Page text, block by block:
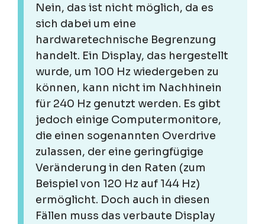
Nein, das ist nicht möglich, da es
sich dabei um eine
hardwaretechnische Begrenzung
handelt. Ein Display, das hergestellt
wurde, um 100 Hz wiedergeben zu
können, kann nicht im Nachhinein
für 240 Hz genutzt werden. Es gibt
jedoch einige Computermonitore,
die einen sogenannten Overdrive
zulassen, der eine geringfügige
Veränderung in den Raten (zum
Beispiel von 120 Hz auf 144 Hz)
ermöglicht. Doch auch in diesen
Fällen muss das verbaute Display